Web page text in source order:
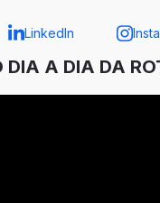
LinkedIn
DIA A DIA DA